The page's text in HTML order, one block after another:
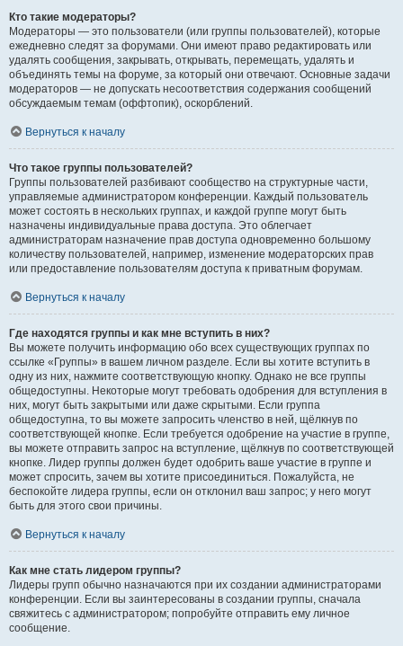
Кто такие модераторы?
Модераторы — это пользователи (или группы пользователей), которые
ежедневно следят за форумами. Они имеют право редактировать или
удалять сообщения, закрывать, открывать, перемещать, удалять и
объединять темы на форуме, за который они отвечают. Основные задачи
модераторов — не допускать несоответствия содержания сообщений
обсуждаемым темам (оффтопик), оскорблений.
Вернуться к началу
Что такое группы пользователей?
Группы пользователей разбивают сообщество на структурные части,
управляемые администратором конференции. Каждый пользователь
может состоять в нескольких группах, и каждой группе могут быть
назначены индивидуальные права доступа. Это облегчает
администраторам назначение прав доступа одновременно большому
количеству пользователей, например, изменение модераторских прав
или предоставление пользователям доступа к приватным форумам.
Вернуться к началу
Где находятся группы и как мне вступить в них?
Вы можете получить информацию обо всех существующих группах по
ссылке «Группы» в вашем личном разделе. Если вы хотите вступить в
одну из них, нажмите соответствующую кнопку. Однако не все группы
общедоступны. Некоторые могут требовать одобрения для вступления в
них, могут быть закрытыми или даже скрытыми. Если группа
общедоступна, то вы можете запросить членство в ней, щёлкнув по
соответствующей кнопке. Если требуется одобрение на участие в группе,
вы можете отправить запрос на вступление, щёлкнув по соответствующей
кнопке. Лидер группы должен будет одобрить ваше участие в группе и
может спросить, зачем вы хотите присоединиться. Пожалуйста, не
беспокойте лидера группы, если он отклонил ваш запрос; у него могут
быть для этого свои причины.
Вернуться к началу
Как мне стать лидером группы?
Лидеры групп обычно назначаются при их создании администраторами
конференции. Если вы заинтересованы в создании группы, сначала
свяжитесь с администратором; попробуйте отправить ему личное
сообщение.